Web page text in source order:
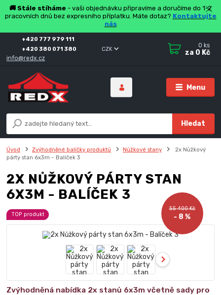
🚚 Stále stíháme - vaši objednávku připravíme a doručíme do 1-2
pracovních dnů bez expresního příplatku. Máte dotaz? Kontaktujte
nás
Menu
CZK
Hledat
+420 777 979 111
+420 380 071 380
info@redx.cz
0 ks
za 0 Kč
Úvod Zvýhodněné balíčky produktů Nůžkové stany
2x Nůžkový
párty stan 6x3m - Balíček 3
2X NŮŽKOVÝ PÁRTY STAN
6X3M - BALÍČEK 3
TOP produkt
55 400 Kč
- 8 %
Zvýhodněná nabídka 2x stanů 6x3m včetně sady pro